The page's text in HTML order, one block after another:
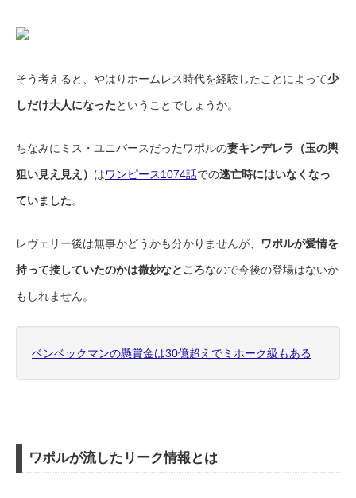
そう考えると、やはりホームレス時代を経験したことによって少
しだけ大人になったということでしょうか。
ちなみにミス・ユニバースだったワポルの妻キンデレラ（玉の輿
狙い見え見え） はワンピース1074話での逃亡時にはいなくなっ
ていました。
レヴェリー後は無事かどうかも分かりませんが、 ワポルが愛情を
持って接していたのかは微妙なところなので今後の登場はないか
もしれません。
ベンベックマンの懸賞金は30億超えでミホーク級もある
ワポルが流したリーク情報とは